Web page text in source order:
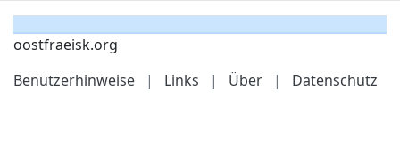
oostfraeisk.org
Benutzerhinweise
| Links | Über | Datenschutz